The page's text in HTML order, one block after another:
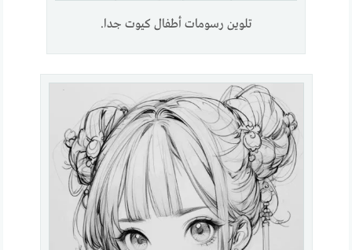
تلوين رسومات أطفال كيوت جدا.